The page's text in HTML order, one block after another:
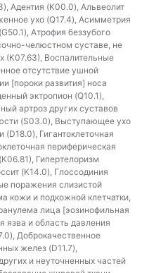
Адентия (K00.0), Альвеолит
ухо (Q17.4), Асимметрия
Атрофия беззубого
челюстном суставе, не
(К07.63), Воспалительные
отсутствие ушной
[пороки развития] носа
эктропион (Q10.1),
артроз других суставов
(S03.0), Выступающее ухо
Гигантоклеточная
периферическая
Гипертелоризм
(K14.0), Глоссодиния
поражения слизистой
кожи и подкожной клетчатки,
лица [эозинофильная
язва и область давления
Доброкачественное
желез (D11.7),
и неуточненных частей